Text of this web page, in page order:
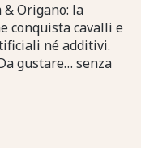
Origano: la
conquista cavalli e
né additivi.
gustare… senza